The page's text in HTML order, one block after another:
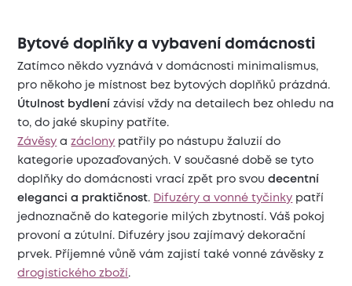
Bytové doplňky a vybavení domácnosti
Zatímco někdo vyznává v domácnosti minimalismus,
pro někoho je místnost bez bytových doplňků prázdná.
Útulnost bydlení závisí vždy na detailech bez ohledu na
to, do jaké skupiny patříte.
Závěsy azáclony patřily po nástupu žaluzií do
kategorie upozaďovaných. V současné době se tyto
doplňky do domácnosti vrací zpět pro svoudecentní
eleganci a praktičnost. Difuzéry a vonné tyčinky patří
jednoznačně do kategorie milých zbytností. Váš pokoj
provoní a zútulní. Difuzéry jsou zajímavý dekorační
prvek. Příjemné vůně vám zajistí také vonné závěsky z
drogistického zboží.